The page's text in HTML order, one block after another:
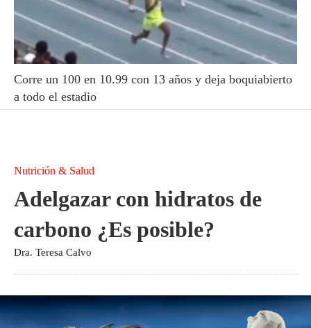
Corre un 100 en 10.99 con 13 años y deja boquiabierto
a todo el estadio